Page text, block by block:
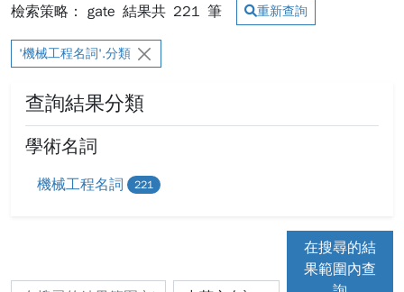
檢索策略： gate 結果共 221 筆 重新查詢
'機械工程名詞'.分類
查詢結果分類
學術名詞
機械工程名詞 221
在搜尋的結
果範圍內查